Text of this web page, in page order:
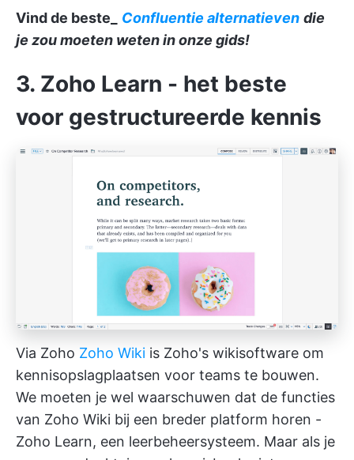
Vind de beste_ Confluentie alternatieven die
je zou moeten weten in onze gids!
3. Zoho Learn - het beste
voor gestructureerde kennis
Via Zoho Zoho Wiki is Zoho's wikisoftware om
kennisopslagplaatsen voor teams te bouwen.
We moeten je wel waarschuwen dat de functies
van Zoho Wiki bij een breder platform horen -
Zoho Learn, een leerbeheersysteem. Maar als je